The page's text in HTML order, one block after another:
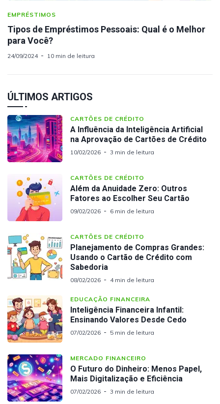
EMPRÉSTIMOS
Tipos de Empréstimos Pessoais: Qual é o Melhor
para Você?
24/09/2024 10 min de leitura
ÚLTIMOS ARTIGOS
CARTÕES DE CRÉDITO
A Influência da Inteligência Artificial
na Aprovação de Cartões de Crédito
10/02/2026 3 min de leitura
CARTÕES DE CRÉDITO
Além da Anuidade Zero: Outros
Fatores ao Escolher Seu Cartão
09/02/2026 6 min de leitura
CARTÕES DE CRÉDITO
Planejamento de Compras Grandes:
Usando o Cartão de Crédito com
Sabedoria
08/02/2026 4 min de leitura
EDUCAÇÃO FINANCEIRA
Inteligência Financeira Infantil:
Ensinando Valores Desde Cedo
07/02/2026 5 min de leitura
MERCADO FINANCEIRO
O Futuro do Dinheiro: Menos Papel,
Mais Digitalização e Eficiência
07/02/2026 3 min de leitura